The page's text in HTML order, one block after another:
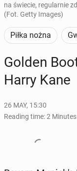
na świecie, regularnie
(Fot. Getty Images)
Piłka nożna
Golden
Harry Kane
26 MAY, 15:30
Reading time: 2 Minutes